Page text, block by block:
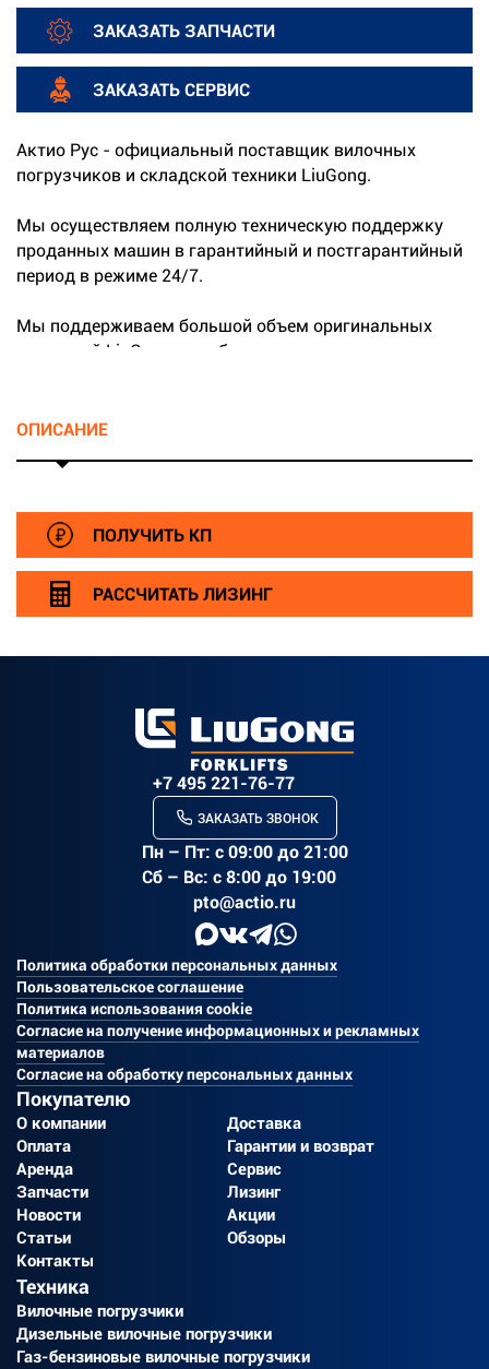
ЗАКАЗАТЬ ЗАПЧАСТИ
ЗАКАЗАТЬ СЕРВИС
Актио Рус - официальный поставщик вилочных
погрузчиков и складской техники LiuGong.
Мы осуществляем полную техническую поддержку
проданных машин в гарантийный и постгарантийный
период в режиме 24/7.
Мы поддерживаем большой объем оригинальных
запчастей LiuGong на собственных складах.
ОПИСАНИЕ
ПОЛУЧИТЬ КП
РАССЧИТАТЬ ЛИЗИНГ
+7 495 221-76-77
ЗАКАЗАТЬ ЗВОНОК
Пн – Пт: c 09:00 до 21:00
Сб – Вс: с 8:00 до 19:00
pto@actio.ru
Политика обработки персональных данных
Пользовательское соглашение
Политика использования cookie
Согласие на получение информационных и рекламных
материалов
Согласие на обработку персональных данных
Покупателю
О компании
Доставка
Оплата
Гарантии и возврат
Аренда
Сервис
Запчасти
Лизинг
Новости
Акции
Статьи
Обзоры
Контакты
Техника
Вилочные погрузчики
Дизельные вилочные погрузчики
Газ-бензиновые вилочные погрузчики